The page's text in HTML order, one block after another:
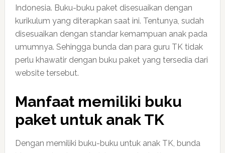
Indonesia. Buku-buku paket disesuaikan dengan
kurikulum yang diterapkan saat ini. Tentunya, sudah
disesuaikan dengan standar kemampuan anak pada
umumnya. Sehingga bunda dan para guru TK tidak
perlu khawatir dengan buku paket yang tersedia dari
website tersebut.
Manfaat memiliki buku
paket untuk anak TK
Dengan memiliki buku-buku untuk anak TK, bunda